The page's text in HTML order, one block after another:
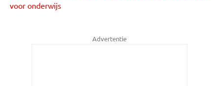
voor onderwijs
Advertentie